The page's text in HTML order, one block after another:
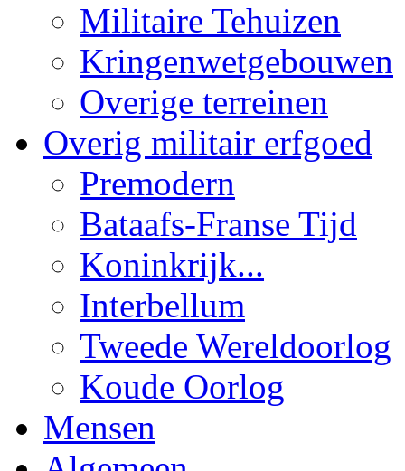
Militaire Tehuizen
Kringenwetgebouwen
Overige terreinen
Overig militair erfgoed
Premodern
Bataafs-Franse Tijd
Koninkrijk...
Interbellum
Tweede Wereldoorlog
Koude Oorlog
Mensen